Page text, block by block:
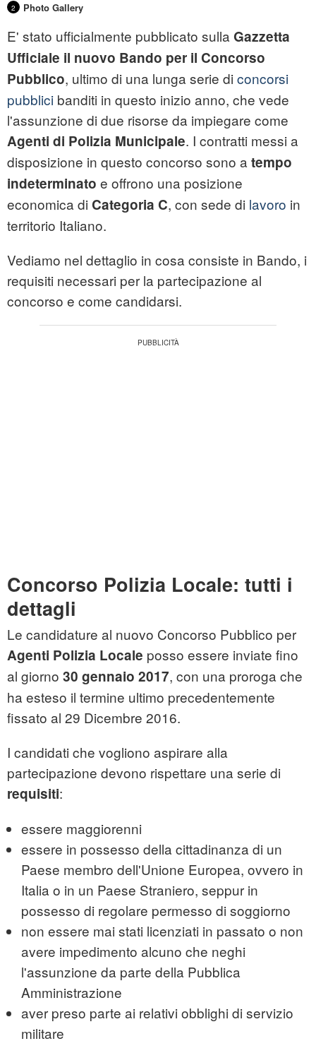
2 Photo Gallery
E' stato ufficialmente pubblicato sulla Gazzetta
Ufficiale il nuovo Bando per il Concorso
Pubblico, ultimo di una lunga serie di concorsi
pubblici banditi in questo inizio anno, che vede
l'assunzione di due risorse da impiegare come
Agenti di Polizia Municipale. I contratti messi a
disposizione in questo concorso sono a tempo
indeterminato e offrono una posizione
economica di Categoria C, con sede di lavoro in
territorio Italiano.
Vediamo nel dettaglio in cosa consiste in Bando, i
requisiti necessari per la partecipazione al
concorso e come candidarsi.
Concorso Polizia Locale: tutti i
dettagli
Le candidature al nuovo Concorso Pubblico per
Agenti Polizia Locale posso essere inviate fino
al giorno 30 gennaio 2017, con una proroga che
ha esteso il termine ultimo precedentemente
fissato al 29 Dicembre 2016.
I candidati che vogliono aspirare alla
partecipazione devono rispettare una serie di
requisiti:
essere maggiorenni
essere in possesso della cittadinanza di un
Paese membro dell'Unione Europea, ovvero in
Italia o in un Paese Straniero, seppur in
possesso di regolare permesso di soggiorno
non essere mai stati licenziati in passato o non
avere impedimento alcuno che neghi
l'assunzione da parte della Pubblica
Amministrazione
aver preso parte ai relativi obblighi di servizio
militare